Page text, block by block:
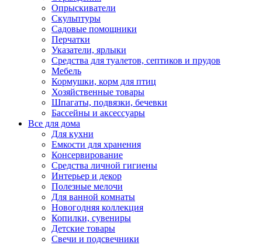
Опрыскиватели
Скульптуры
Садовые помощники
Перчатки
Указатели, ярлыки
Средства для туалетов, септиков и прудов
Мебель
Кормушки, корм для птиц
Хозяйственные товары
Шпагаты, подвязки, бечевки
Бассейны и аксессуары
Все для дома
Для кухни
Емкости для хранения
Консервирование
Средства личной гигиены
Интерьер и декор
Полезные мелочи
Для ванной комнаты
Новогодняя коллекция
Копилки, сувениры
Детские товары
Свечи и подсвечники